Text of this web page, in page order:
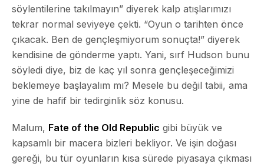
söylentilerine takılmayın” diyerek kalp atışlarımızı
tekrar normal seviyeye çekti. “Oyun o tarihten önce
çıkacak. Ben de gençleşmiyorum sonuçta!” diyerek
kendisine de gönderme yaptı. Yani, sırf Hudson bunu
söyledi diye, biz de kaç yıl sonra gençleşeceğimizi
beklemeye başlayalım mı? Mesele bu değil tabii, ama
yine de hafif bir tedirginlik söz konusu.
Malum, Fate of the Old Republic gibi büyük ve
kapsamlı bir macera bizleri bekliyor. Ve işin doğası
gereği, bu tür oyunların kısa sürede piyasaya çıkması